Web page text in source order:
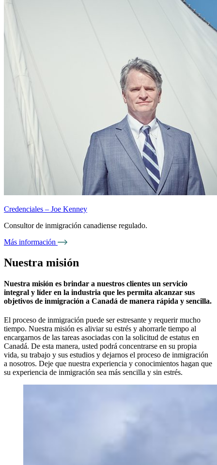
Credenciales – Joe Kenney
Consultor de inmigración canadiense regulado.
Más información
Nuestra misión
Nuestra misión es brindar a nuestros clientes un servicio
integral y líder en la industria que les permita alcanzar sus
objetivos de inmigración a Canadá de manera rápida y sencilla.
El proceso de inmigración puede ser estresante y requerir mucho
tiempo. Nuestra misión es aliviar su estrés y ahorrarle tiempo al
encargarnos de las tareas asociadas con la solicitud de estatus en
Canadá. De esta manera, usted podrá concentrarse en su propia
vida, su trabajo y sus estudios y dejarnos el proceso de inmigración
a nosotros. Deje que nuestra experiencia y conocimientos hagan que
su experiencia de inmigración sea más sencilla y sin estrés.